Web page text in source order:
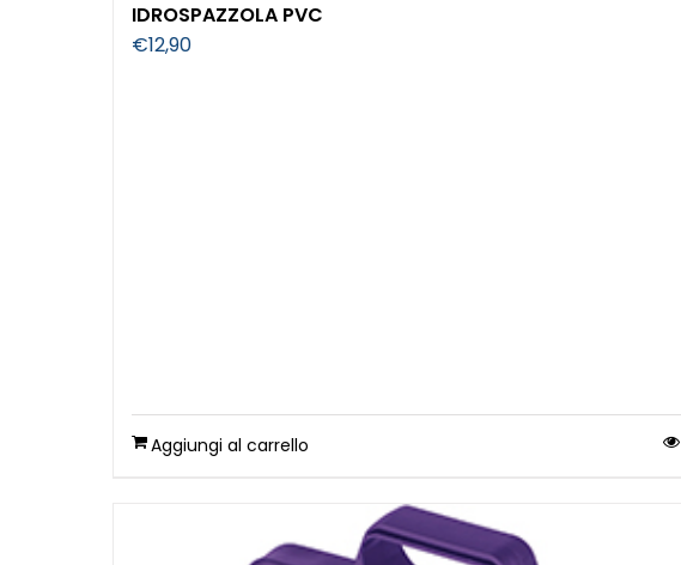
IDROSPAZZOLA PVC
€12,90
Aggiungi al carrello